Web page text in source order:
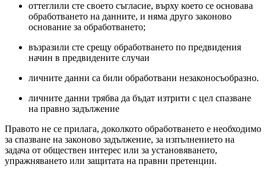
оттеглили сте своето съгласие, върху което се основава
обработването на данните, и няма друго законово
основание за обработването;
възразили сте срещу обработването по предвидения
начин в предвидените случаи
личните данни са били обработвани незаконосъобразно.
личните данни трябва да бъдат изтрити с цел спазване
на правно задължение
Правото не се прилага, доколкото обработването е необходимо
за спазване на законово задължение, за изпълнението на
задача от обществен интерес или за установяването,
упражняването или защитата на правни претенции.